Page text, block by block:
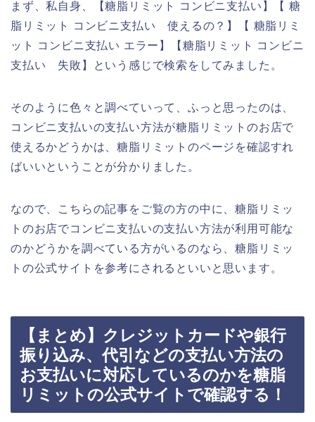
まず、私自身、【糖脂リミット コンビニ支払い】【 糖
脂リミット コンビニ支払い 使えるの？】【 糖脂リミ
ット コンビニ支払い エラー】【糖脂リミット コンビニ
支払い 失敗】という感じで検索をしてみました。
そのように色々と調べていって、ふっと思ったのは、
コンビニ支払いの支払い方法が糖脂リミットのお店で
使えるかどうかは、糖脂リミットのページを確認すれ
ばいいということが分かりました。
なので、こちらの記事をご覧の方の中に、糖脂リミッ
トのお店でコンビニ支払いの支払い方法が利用可能な
のかどうかを調べている方がいるのなら、糖脂リミッ
トの公式サイトを参考にされるといいと思います。
【まとめ】クレジットカードや銀行
振り込み、代引などの支払い方法の
お支払いに対応しているのかを糖脂
リミットの公式サイトで確認する！